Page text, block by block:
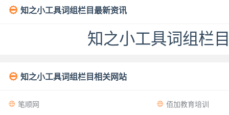
 知之小工具词组栏目最新资讯
知之小工具词组栏
 知之小工具词组栏目相关网站
 笔顺网  佰加教育培训